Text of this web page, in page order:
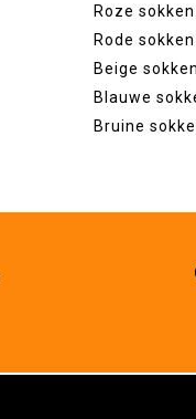
Roze sokken
Rode sokken
Beige sokken
Blauwe
Bruine